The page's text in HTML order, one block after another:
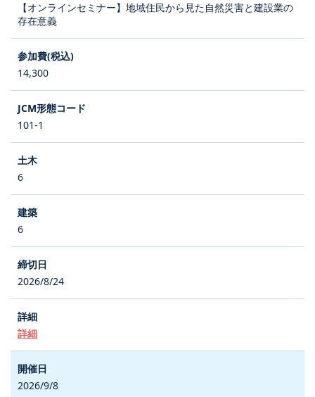
【オンラインセミナー】地域住民から見た自然災害と建設業の
存在意義
14,300
101-1
6
6
2026/8/24
詳細
2026/9/8